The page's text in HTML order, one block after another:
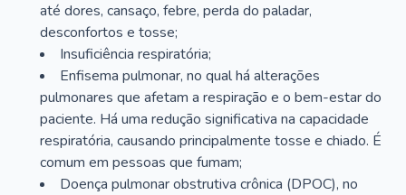
até dores, cansaço, febre, perda do paladar,
desconfortos e tosse;
Insuficiência respiratória;
Enfisema pulmonar, no qual há alterações
pulmonares que afetam a respiração e o bem-estar do
paciente. Há uma redução significativa na capacidade
respiratória, causando principalmente tosse e chiado. É
comum em pessoas que fumam;
Doença pulmonar obstrutiva crônica (DPOC), no